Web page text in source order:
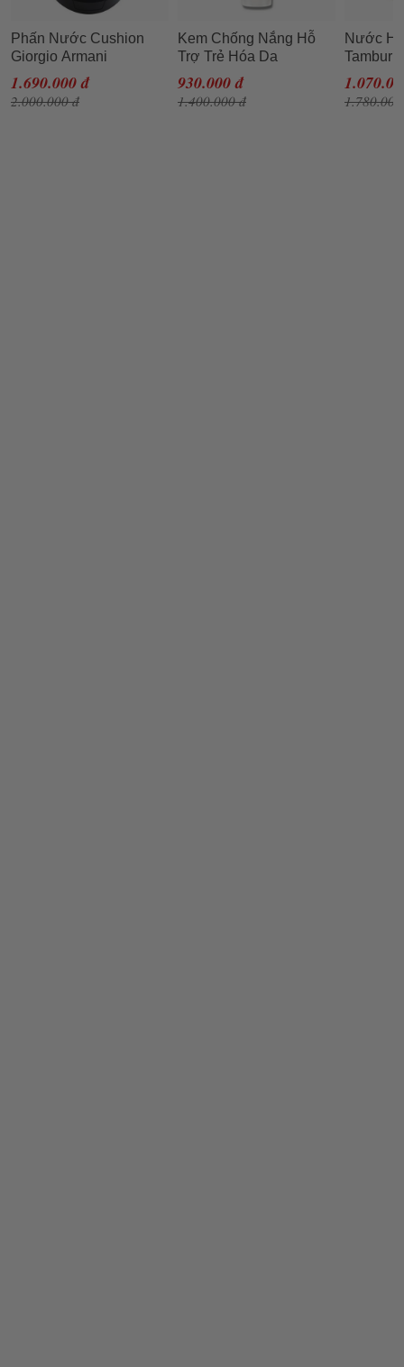
Phấn Nước Cushion
Giorgio Armani
Designer Essence In
Balm Mesh Cushion
Foundation SPF40/PA
1.690.000 đ
2.000.000 đ
Kem Chống Nắng Hỗ
Trợ Trẻ Hóa Da
Casmara Photoaging
Control Gel Cream SPF
50+ 50ml
930.000 đ
1.400.000 đ
Nước
Balm